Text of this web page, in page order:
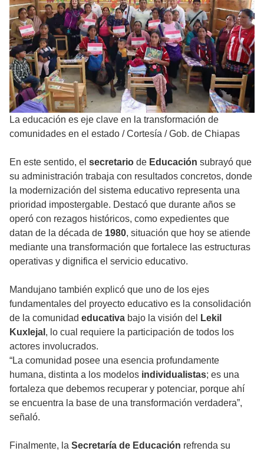
La educación es eje clave en la transformación de
comunidades en el estado /Cortesía / Gob. de Chiapas
En este sentido, el secretario de Educación subrayó que
su administración trabaja con resultados concretos, donde
la modernización del sistema educativo representa una
prioridad impostergable. Destacó que durante años se
operó con rezagos históricos, como expedientes que
datan de la década de 1980, situación que hoy se atiende
mediante una transformación que fortalece las estructuras
operativas y dignifica el servicio educativo.
Mandujano también explicó que uno de los ejes
fundamentales del proyecto educativo es la consolidación
de la comunidad educativa bajo la visión del
Lekil
Kuxlejal , lo cual requiere la participación de todos los
actores involucrados.
“La comunidad posee una esencia profundamente
humana, distinta a los modelos individualistas; es una
fortaleza que debemos recuperar y potenciar, porque ahí
se encuentra la base de una transformación verdadera”,
señaló.
Finalmente, la Secretaría de Educación refrenda su